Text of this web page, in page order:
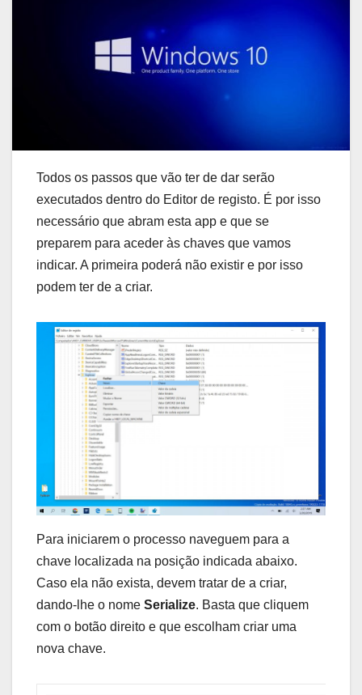
Todos os passos que vão ter de dar serão
executados dentro do Editor de registo. É por isso
necessário que abram esta app e que se
preparem para aceder às chaves que vamos
indicar. A primeira poderá não existir e por isso
podem ter de a criar.
Para iniciarem o processo naveguem para a
chave localizada na posição indicada abaixo.
Caso ela não exista, devem tratar de a criar,
dando-lhe o nome Serialize. Basta que cliquem
com o botão direito e que escolham criar uma
nova chave.